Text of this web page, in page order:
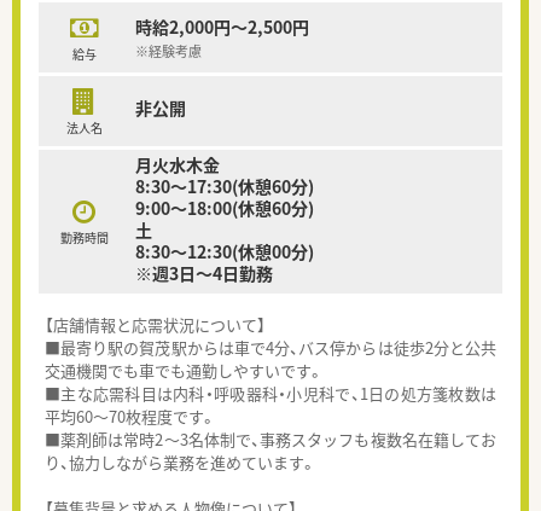
給与
時給2,000円～2,500円
※経験考慮
法人名
非公開
勤務時間
月火水木金
8:30～17:30(休憩60分)
9:00～18:00(休憩60分)
土
8:30～12:30(休憩00分)
※週3日～4日勤務
【店舗情報と応需状況について】
■最寄り駅の賀茂駅からは車で4分、バス停からは徒歩2分と公共
交通機関でも車でも通勤しやすいです。
■主な応需科目は内科・呼吸器科・小児科で、1日の処方箋枚数は
平均60～70枚程度です。
■薬剤師は常時2～3名体制で、事務スタッフも複数名在籍してお
り、協力しながら業務を進めています。